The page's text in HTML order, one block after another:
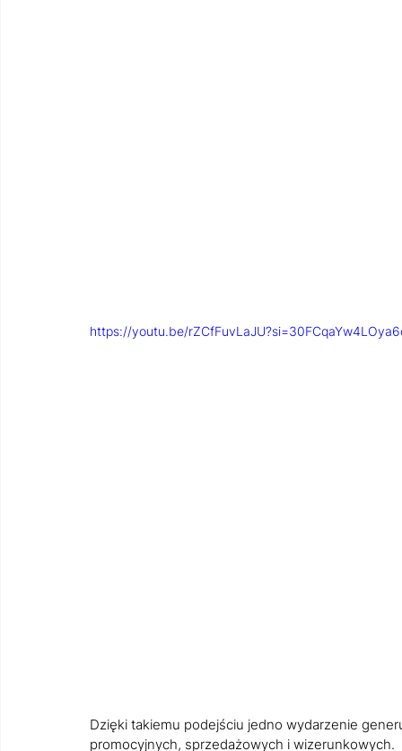
https://youtu.be/
Dzięki takiemu podejściu jedno wydarzenie
promocyjnych, sprzedażowych i wizerunkowych.